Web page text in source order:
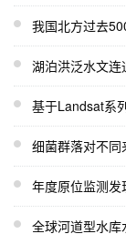
我国北方过去